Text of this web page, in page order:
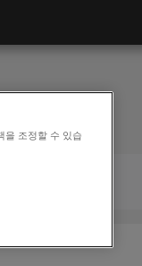
을 조정할 수 있습